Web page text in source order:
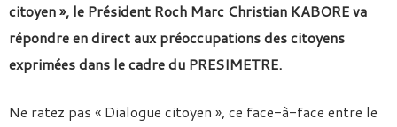
citoyen », le Président Roch Marc Christian KABORE va
répondre en direct aux préoccupations des citoyens
exprimées dans le cadre du PRESIMETRE.
Ne ratez pas « Dialogue citoyen », ce face-à-face entre le